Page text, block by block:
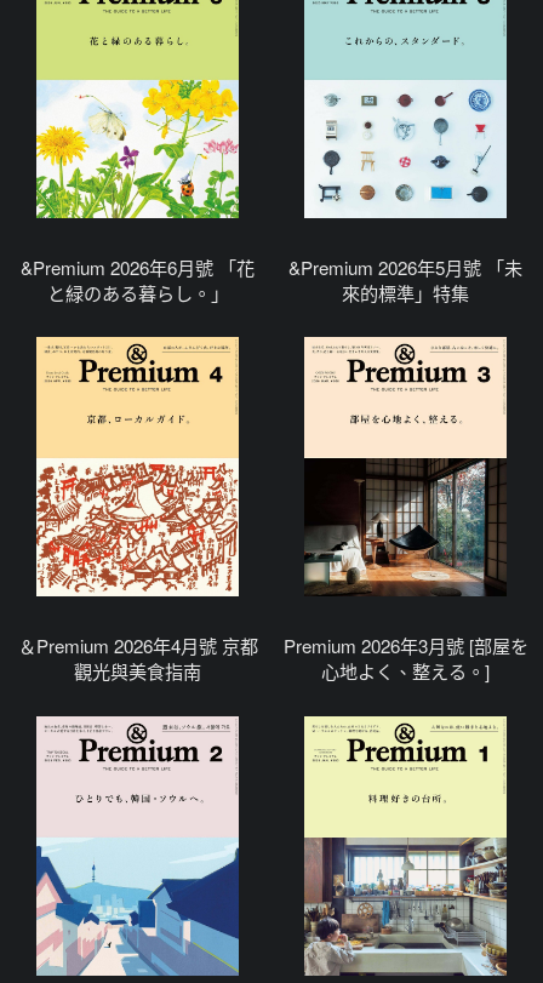
&Premium 2026年6月號 「花
と緑のある暮らし。」
&Premium 2026年5月號 「未
來的標準」特集
＆Premium 2026年4月號 京都
觀光與美食指南
Premium 2026年3月號 [部屋を
心地よく、整える。]